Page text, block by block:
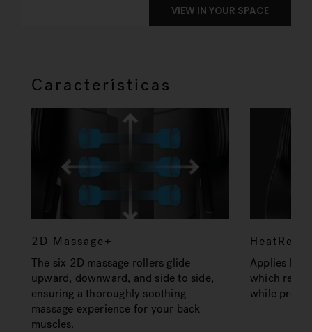
Características
2D Massage+
The six 2D massage rollers glide
upward, downward, and side to side,
ensuring a thoroughly soothing
massage experience for your back
muscles.
Applies
which
while